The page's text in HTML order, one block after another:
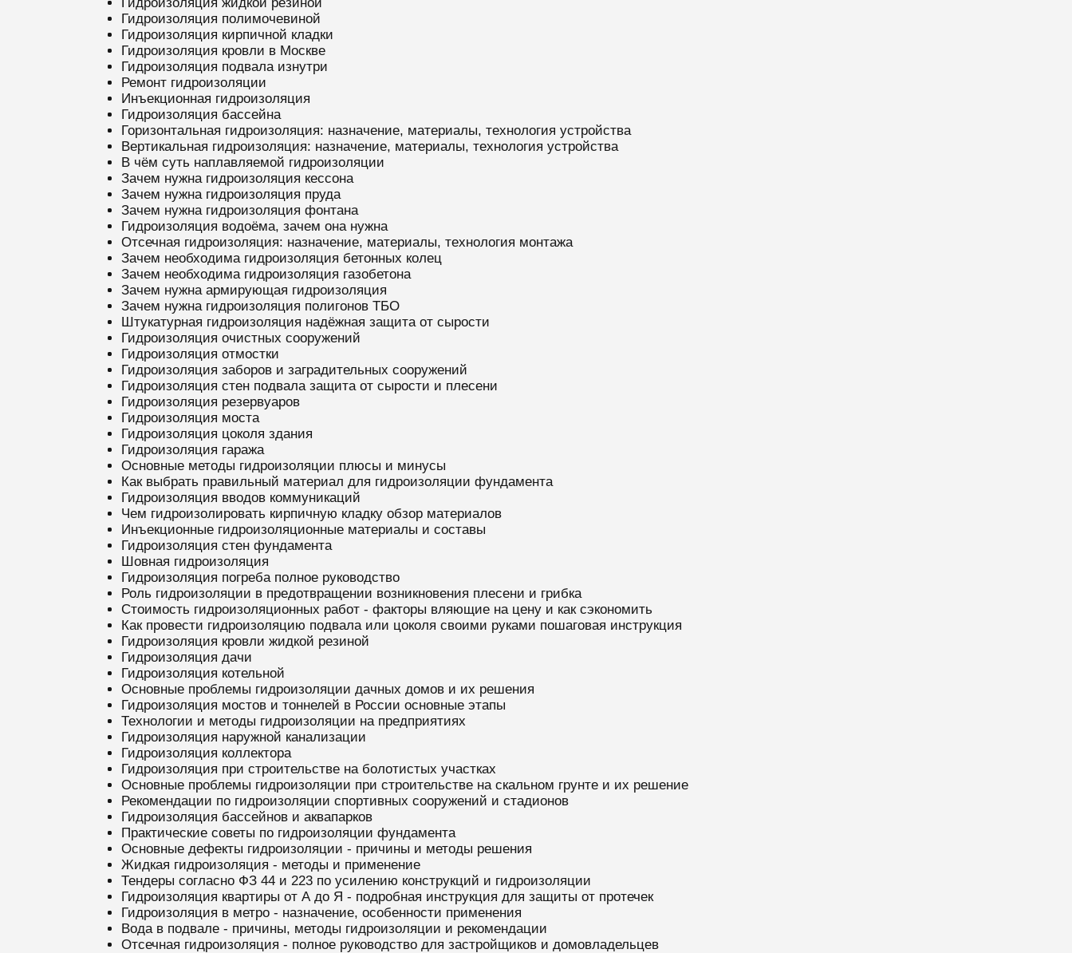
Гидроизоляция полимочевиной
Гидроизоляция кирпичной кладки
Гидроизоляция кровли в Москве
Гидроизоляция подвала изнутри
Ремонт гидроизоляции
Инъекционная гидроизоляция
Гидроизоляция бассейна
Горизонтальная гидроизоляция: назначение, материалы, технология устройства
Вертикальная гидроизоляция: назначение, материалы, технология устройства
В чём суть наплавляемой гидроизоляции
Зачем нужна гидроизоляция кессона
Зачем нужна гидроизоляция пруда
Зачем нужна гидроизоляция фонтана
Гидроизоляция водоёма, зачем она нужна
Отсечная гидроизоляция: назначение, материалы, технология монтажа
Зачем необходима гидроизоляция бетонных колец
Зачем необходима гидроизоляция газобетона
Зачем нужна армирующая гидроизоляция
Зачем нужна гидроизоляция полигонов ТБО
Штукатурная гидроизоляция надёжная защита от сырости
Гидроизоляция очистных сооружений
Гидроизоляция отмостки
Гидроизоляция заборов и заградительных сооружений
Гидроизоляция стен подвала защита от сырости и плесени
Гидроизоляция резервуаров
Гидроизоляция моста
Гидроизоляция цоколя здания
Гидроизоляция гаража
Основные методы гидроизоляции плюсы и минусы
Как выбрать правильный материал для гидроизоляции фундамента
Гидроизоляция вводов коммуникаций
Чем гидроизолировать кирпичную кладку обзор материалов
Инъекционные гидроизоляционные материалы и составы
Гидроизоляция стен фундамента
Шовная гидроизоляция
Гидроизоляция погреба полное руководство
Роль гидроизоляции в предотвращении возникновения плесени и грибка
Стоимость гидроизоляционных работ - факторы вляющие на цену и как сэкономить
Как провести гидроизоляцию подвала или цоколя своими руками пошаговая инструкция
Гидроизоляция кровли жидкой резиной
Гидроизоляция дачи
Гидроизоляция котельной
Основные проблемы гидроизоляции дачных домов и их решения
Гидроизоляция мостов и тоннелей в России основные этапы
Технологии и методы гидроизоляции на предприятиях
Гидроизоляция наружной канализации
Гидроизоляция коллектора
Гидроизоляция при строительстве на болотистых участках
Основные проблемы гидроизоляции при строительстве на скальном грунте и их решение
Рекомендации по гидроизоляции спортивных сооружений и стадионов
Гидроизоляция бассейнов и аквапарков
Практические советы по гидроизоляции фундамента
Основные дефекты гидроизоляции - причины и методы решения
Жидкая гидроизоляция - методы и применение
Тендеры согласно ФЗ 44 и 223 по усилению конструкций и гидроизоляции
Гидроизоляция квартиры от А до Я - подробная инструкция для защиты от протечек
Гидроизоляция в метро - назначение, особенности применения
Вода в подвале - причины, методы гидроизоляции и рекомендации
Отсечная гидроизоляция - полное руководство для застройщиков и домовладельцев